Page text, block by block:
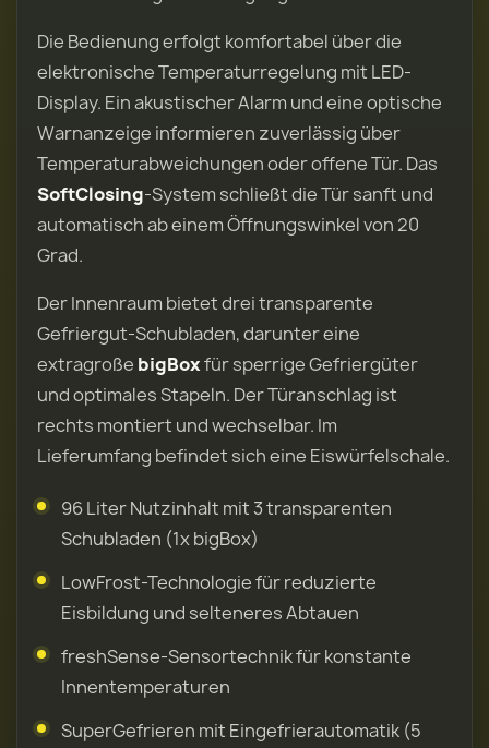
Die Bedienung erfolgt komfortabel über die
elektronische Temperaturregelung mit LED-
Display. Ein akustischer Alarm und eine optische
Warnanzeige informieren zuverlässig über
Temperaturabweichungen oder offene Tür. Das
SoftClosing-System schließt die Tür sanft und
automatisch ab einem Öffnungswinkel von 20
Grad.
Der Innenraum bietet drei transparente
Gefriergut-Schubladen, darunter eine
extragroße bigBoxfür sperrige Gefriergüter
und optimales Stapeln. Der Türanschlag ist
rechts montiert und wechselbar. Im
Lieferumfang befindet sich eine Eiswürfelschale.
96 Liter Nutzinhalt mit 3 transparenten
Schubladen (1x bigBox)
LowFrost-Technologie für reduzierte
Eisbildung und selteneres Abtauen
freshSense-Sensortechnik für konstante
Innentemperaturen
SuperGefrieren mit Eingefrierautomatik (5